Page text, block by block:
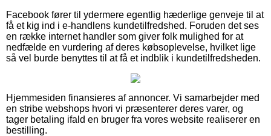
Facebook fører til ydermere egentlig hæderlige genveje til at
få et kig ind i e-handlens kundetilfredshed. Foruden det ses
en række internet handler som giver folk mulighed for at
nedfælde en vurdering af deres købsoplevelse, hvilket lige
så vel burde benyttes til at få et indblik i kundetilfredsheden.
Hjemmesiden finansieres af annoncer. Vi samarbejder med
en stribe webshops hvori vi præsenterer deres varer, og
tager betaling ifald en bruger fra vores website realiserer en
bestilling.